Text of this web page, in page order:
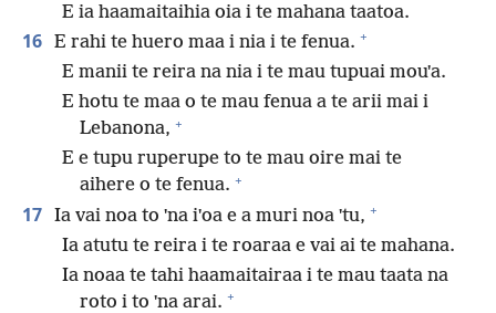
E ia haamaitaihia oia i te mahana taatoa.
16 E rahi te huero maa i nia i te fenua. +
E manii te reira na nia i te mau tupuai mouˈa.
E hotu te maa o te mau fenua a te arii mai i
Lebanona, +
E e tupu ruperupe to te mau oire mai te
aihere o te fenua. +
17 Ia vai noa to ˈna iˈoa e a muri noa ˈtu, +
Ia atutu te reira i te roaraa e vai ai te mahana.
Ia noaa te tahi haamaitairaa i te mau taata na
roto i to ˈna arai. +